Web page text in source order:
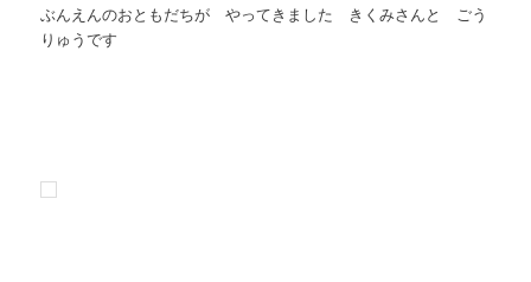
ぶんえんのおともだちが やってきました きくみさんと ごう
りゅうです